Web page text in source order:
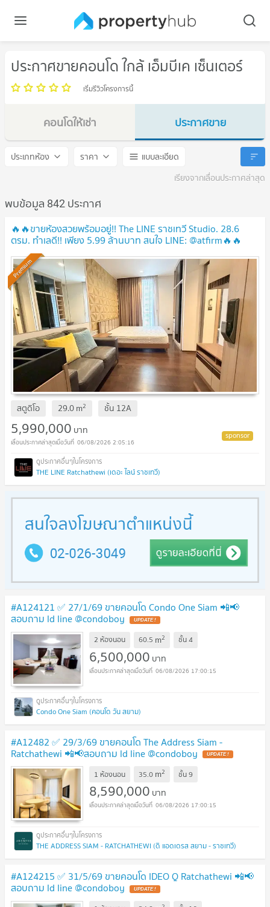
ประกาศขายคอนโด ใกล้ เอ็มบีเค เซ็นเตอร์
เริ่มรีวิวโครงการนี้
คอนโดให้เช่า
เอ็มบีเค เซ็นเตอร์
ประกาศขาย
เอ็มบีเค เซ็นเตอร์
ประเภทห้อง ราคา
แบบละเอียด
เรียงจากเลื่อนประกาศล่าสุด
พบข้อมูล 842 ประกาศ
🔥🔥ขายห้องสวยพร้อมอยู่!! The LINE ราชเทวี Studio. 28.6
ตรม. ทำเลดี!! เพียง 5.99 ล้านบาท สนใจ LINE: @atfirm🔥🔥
UPDATE !
Premium
สตูดิโอ 29.0m2 ชั้น 12A
5,990,000 บาท
06/08/2026 2:05:16
THE LINE Ratchathewi (เดอะ ไลน์ ราชเทวี)
#A124121 ✅ 27/1/69 ขายคอนโด Condo One Siam 📲📢
สอบถาม ld line @condoboy UPDATE !
2 ห้องนอน 60.5 m2 ชั้น4
6,500,000 บาท
06/08/2026 17:00:15
Condo One Siam (คอนโด วัน สยาม)
#A12482 ✅ 29/3/69 ขายคอนโด The Address Siam -
Ratchathewi 📲📢สอบถาม ld line @condoboy UPDATE !
1 ห้องนอน 35.0 m2 ชั้น9
8,590,000 บาท
06/08/2026 17:00:15
THE ADDRESS SIAM - RATCHATHEWI (ดิ แอดเดรส สยาม - ราชเทวี)
#A124215 ✅ 31/5/69 ขายคอนโด IDEO Q Ratchathewi 📲📢
สอบถาม ld line @condoboy UPDATE !